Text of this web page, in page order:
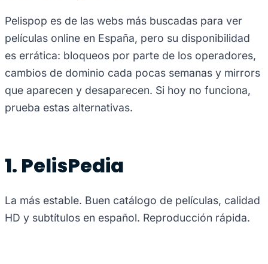
Pelispop es de las webs más buscadas para ver
películas online en España, pero su disponibilidad
es errática: bloqueos por parte de los operadores,
cambios de dominio cada pocas semanas y mirrors
que aparecen y desaparecen. Si hoy no funciona,
prueba estas alternativas.
1. PelisPedia
La más estable. Buen catálogo de películas, calidad
HD y subtítulos en español. Reproducción rápida.